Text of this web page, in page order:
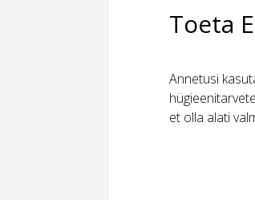
Toeta
Annetusi
et olla alati